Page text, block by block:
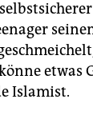
etwas
Islamist.